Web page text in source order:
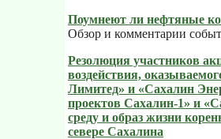
Поумнеют ли нефтяные
Обзор и комментарии
Резолюция участников
воздействия,
Лимитед» и «Сахалин
проектов Сахалин-1» и
среду и образ жизни
севере Сахалина